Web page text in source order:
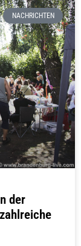
NACHRICHTEN
der